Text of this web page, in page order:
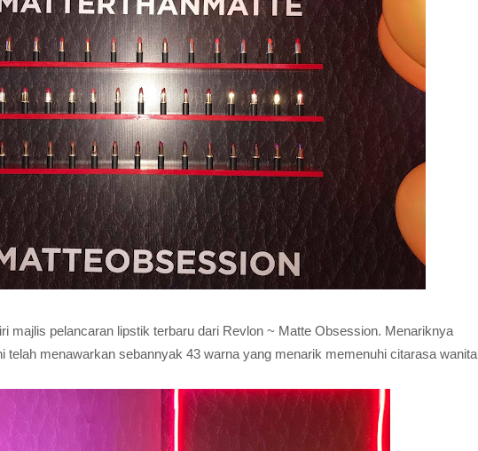
majlis pelancaran lipstik terbaru dari Revlon ~ Matte Obsession. Menariknya
telah menawarkan sebannyak 43 warna yang menarik memenuhi citarasa wanita